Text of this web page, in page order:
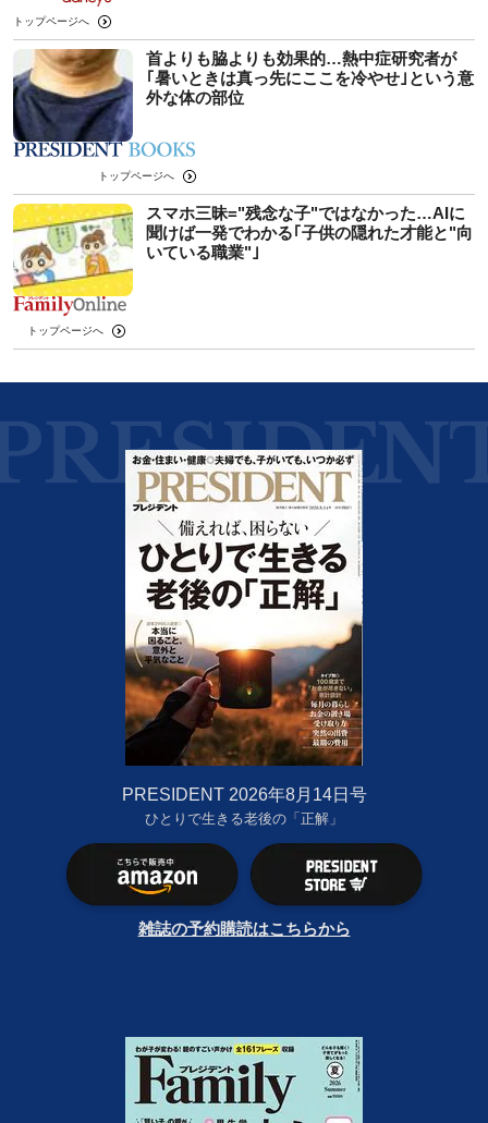
トップページへ
首よりも脇よりも効果的…熱中症研究者が
｢暑いときは真っ先にここを冷やせ｣という意
外な体の部位
トップページへ
スマホ三昧="残念な子"ではなかった…AIに
聞けば一発でわかる｢子供の隠れた才能と"向
いている職業"｣
トップページへ
PRESIDENT 2026年8月14日号
ひとりで生きる老後の「正解」
雑誌の予約購読はこちらから